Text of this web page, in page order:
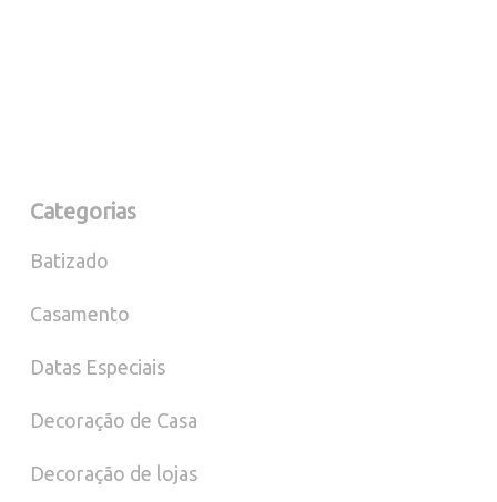
Categorias
Batizado
Casamento
Datas Especiais
Decoração de Casa
Decoração de lojas